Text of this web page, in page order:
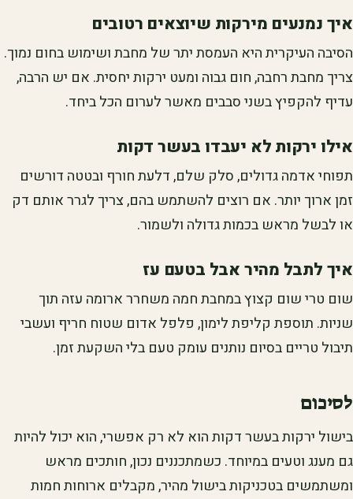
איך נמנעים מירקות שיוצאים רטובים
הסיבה העיקרית היא העמסת יתר של מחבת ושימוש בחום נמוך.
צריך מחבת רחבה, חום גבוה ומעט ירקות יחסית. אם יש הרבה,
עדיף להקפיץ בשני סבבים מאשר לערום הכל ביחד.
אילו ירקות לא יעבדו בעשר דקות
תפוחי אדמה גדולים, סלק שלם, דלעת חורף ובטטה דורשים
זמן ארוך יותר. אם רוצים להשתמש בהם, צריך לגרר אותם דק
או לבשל מראש בכמות גדולה ולשמור.
איך לתבל מהיר אבל בטעם עז
שום טרי שום קצוץ במחבת חמה משחרר ארומה עזה תוך
שניות. תוספת קליפת לימון, פלפל אדום שטוח חריף ועשבי
תיבול טריים בסיום נותנים עומק טעם בלי השקעת זמן.
לסיכום
בישול ירקות בעשר דקות הוא לא רק אפשרי, הוא יכול להיות
גם מענג וטעים במיוחד. כשמתכננים נכון, חותכים מראש
ומשתמשים בטכניקות בישול מהיר, מקבלים ארוחות חמות